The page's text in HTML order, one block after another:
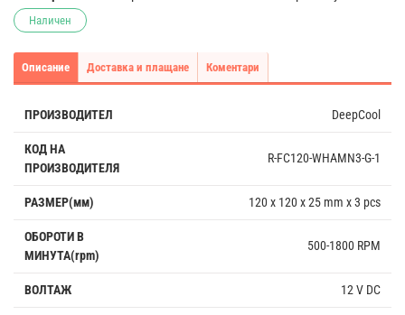
Наличен
Описание Доставка и плащане Коментари
ПРОИЗВОДИТЕЛ DeepCool
КОД НА
ПРОИЗВОДИТЕЛЯ
R-FC120-WHAMN3-G-1
РАЗМЕР(мм) 120 x 120 x 25 mm x 3 pcs
ОБОРОТИ В
МИНУТА(rpm)
500-1800 RPM
ВОЛТАЖ 12 V DC